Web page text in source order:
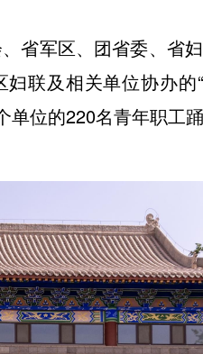
军区、团省委、省妇
联及相关单位协办
单位的220名青年职工